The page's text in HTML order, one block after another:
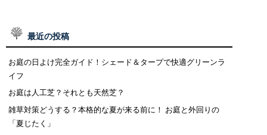
最近の投稿
お庭の日よけ完全ガイド！シェード＆タープで快適グリーンラ
イフ
お庭は人工芝？それとも天然芝？
雑草対策どうする？本格的な夏が来る前に！ お庭と外回りの
「夏じたく」